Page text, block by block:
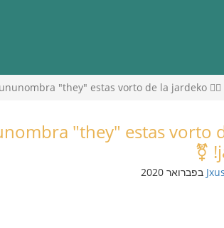
🏳️‍🌈 Hu ra! La angla ununombra "they" estas vorto de la jardeko! ⚧️
"they" estas vorto